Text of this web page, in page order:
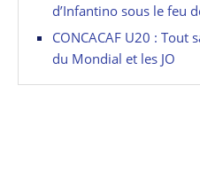
d’Infantino sous le feu
CONCACAF U20 :
du Mondial et les JO